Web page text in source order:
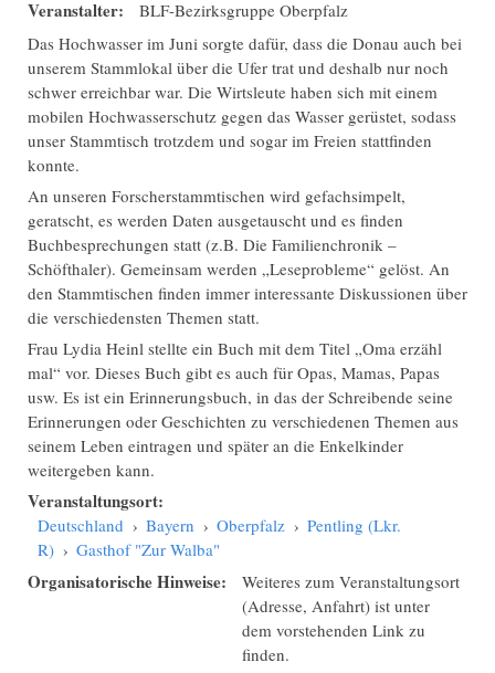
Veranstalter:
BLF-Bezirksgruppe Oberpfalz
Das Hochwasser im Juni sorgte dafür, dass die Donau auch bei
unserem Stammlokal über die Ufer trat und deshalb nur noch
schwer erreichbar war. Die Wirtsleute haben sich mit einem
mobilen Hochwasserschutz gegen das Wasser gerüstet, sodass
unser Stammtisch trotzdem und sogar im Freien stattfinden
konnte.
An unseren Forscherstammtischen wird gefachsimpelt,
geratscht, es werden Daten ausgetauscht und es finden
Buchbesprechungen statt (z.B. Die Familienchronik –
Schöfthaler). Gemeinsam werden „Leseprobleme“ gelöst. An
den Stammtischen finden immer interessante Diskussionen über
die verschiedensten Themen statt.
Frau Lydia Heinl stellte ein Buch mit dem Titel „Oma erzähl
mal“ vor. Dieses Buch gibt es auch für Opas, Mamas, Papas
usw. Es ist ein Erinnerungsbuch, in das der Schreibende seine
Erinnerungen oder Geschichten zu verschiedenen Themen aus
seinem Leben eintragen und später an die Enkelkinder
weitergeben kann.
Veranstaltungsort:
Deutschland › Bayern › Oberpfalz › Pentling (Lkr.
R) › Gasthof "Zur Walba"
Organisatorische Hinweise:
Weiteres zum Veranstaltungsort
(Adresse, Anfahrt) ist unter
dem vorstehenden Link zu
finden.